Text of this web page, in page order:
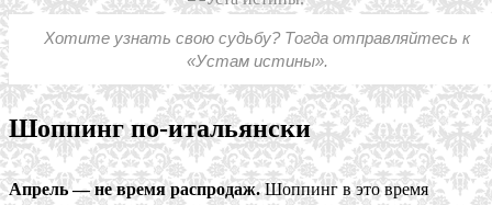
Хотите узнать свою судьбу? Тогда отправляйтесь к
«Устам истины».
Шоппинг по-итальянски
Апрель — не время распродаж.Шоппинг в это время